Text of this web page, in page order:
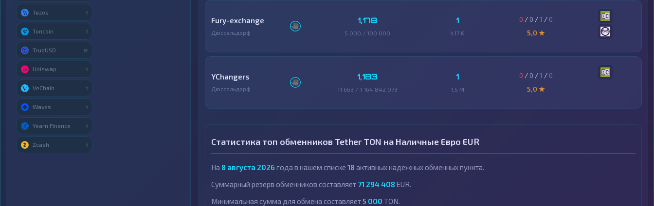
Fury-exchange
Дюссельдорф
1,178
5 000 / 100 000
1
417 K
0 / 0 /1 /0
5,0 ★
YChangers
Дюссельдорф
1,183
11 663 / 1 164 842 073
1
1,5 M
0 / 0 /1 /0
5,0 ★
Статистика топ обменников Tether TON на Наличные Евро EUR
На 8 августа 2026 года в нашем списке 18 активных надежных обменных пункта.
Суммарный резерв обменников составляет 71 294 408 EUR.
Минимальная сумма для обмена составляет5 000 TON.
Tezos 1
Toncoin 1
TrueUSD 2
Uniswap 1
VeChain 1
Waves 1
Yearn Finance 1
Zcash 1